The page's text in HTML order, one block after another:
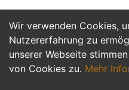
Wir verwenden Cookies,
Nutzererfahrung zu
unserer Webseite
von Cookies zu. Mehr
Jetzt